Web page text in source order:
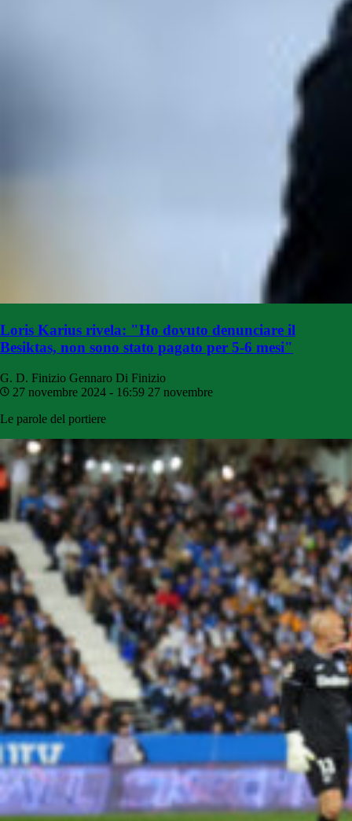
Loris Karius rivela: "Ho dovuto denunciare il
Besiktas, non sono stato pagato per 5-6 mesi"
G. D. Finizio Gennaro Di Finizio
27 novembre 2024 - 16:59 27 novembre
Le parole del portiere